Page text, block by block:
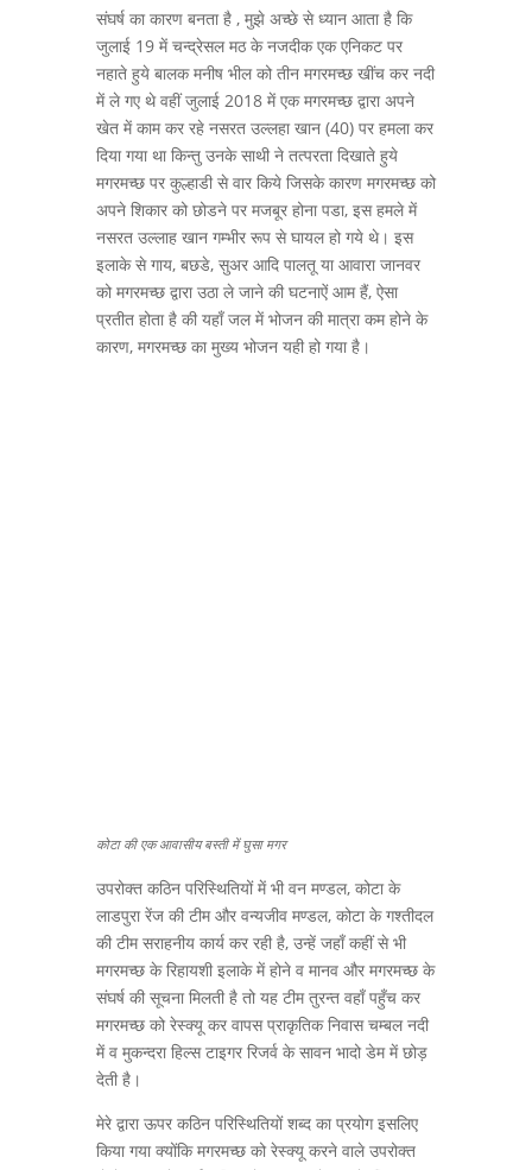
संघर्ष का कारण बनता है , मुझे अच्छे से ध्यान आता है कि
जुलाई 19 में चन्द्रेसल मठ के नजदीक एक एनिकट पर
नहाते हुये बालक मनीष भील को तीन मगरमच्छ खींच कर नदी
में ले गए थे वहीं जुलाई 2018 में एक मगरमच्छ द्वारा अपने
खेत में काम कर रहे नसरत उल्लहा खान (40) पर हमला कर
दिया गया था किन्तु उनके साथी ने तत्परता दिखाते हुये
मगरमच्छ पर कुल्हाडी से वार किये जिसके कारण मगरमच्छ को
अपने शिकार को छोडने पर मजबूर होना पडा, इस हमले में
नसरत उल्लाह खान गम्भीर रूप से घायल हो गये थे। इस
इलाके से गाय, बछडे, सुअर आदि पालतू या आवारा जानवर
को मगरमच्छ द्वारा उठा ले जाने की घटनाऐं आम हैं, ऐसा
प्रतीत होता है की यहाँ जल में भोजन की मात्रा कम होने के
कारण, मगरमच्छ का मुख्य भोजन यही हो गया है।
कोटा की एक आवासीय बस्ती में घुसा मगर
उपरोक्त कठिन परिस्थितियों में भी वन मण्डल, कोटा के
लाडपुरा रेंज की टीम और वन्यजीव मण्डल, कोटा के गश्तीदल
की टीम सराहनीय कार्य कर रही है, उन्हें जहाँ कहीं से भी
मगरमच्छ के रिहायशी इलाके में होने व मानव और मगरमच्छ के
संघर्ष की सूचना मिलती है तो यह टीम तुरन्त वहाँ पहुँच कर
मगरमच्छ को रेस्क्यू कर वापस प्राकृतिक निवास चम्बल नदी
में व मुकन्दरा हिल्स टाइगर रिजर्व के सावन भादो डेम में छोड़
देती है।
मेरे द्वारा ऊपर कठिन परिस्थितियों शब्द का प्रयोग इसलिए
किया गया क्योंकि मगरमच्छ को रेस्क्यू करने वाले उपरोक्त